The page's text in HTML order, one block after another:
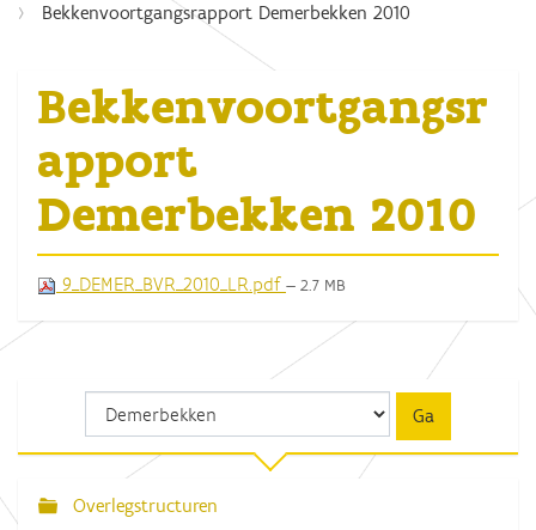
Bekkenvoortgangsrapport Demerbekken 2010
Bekkenvoortgangsr
apport
Demerbekken 2010
9_DEMER_BVR_2010_LR.pdf — 2.7 MB
N
Overlegstructuren